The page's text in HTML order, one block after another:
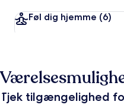
Føl dig hjemme (6)
Tjek tilgængelighed